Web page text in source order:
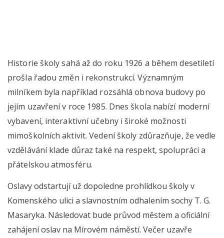
Historie školy sahá až do roku 1926 a během desetiletí
prošla řadou změn i rekonstrukcí. Významným
milníkem byla například rozsáhlá obnova budovy po
jejím uzavření v roce 1985. Dnes škola nabízí moderní
vybavení, interaktivní učebny i široké možnosti
mimoškolních aktivit. Vedení školy zdůrazňuje, že vedle
vzdělávání klade důraz také na respekt, spolupráci a
přátelskou atmosféru.
Oslavy odstartují už dopoledne prohlídkou školy v
Komenského ulici a slavnostním odhalením sochy T. G.
Masaryka. Následovat bude průvod městem a oficiální
zahájení oslav na Mírovém náměstí. Večer uzavře